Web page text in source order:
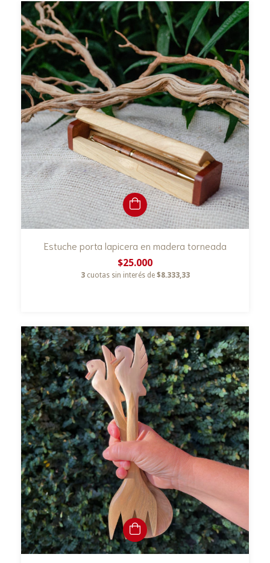
Estuche porta lapicera en madera torneada
$25.000
3 cuotas sin interés de $8.333,33